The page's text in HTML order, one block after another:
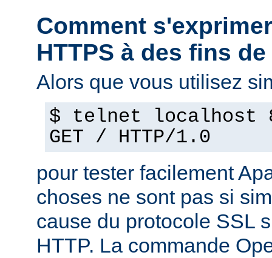
Comment
HTTPS à des fins
Alors que vous utilisez
$ telnet localhost
GET / HTTP/1.0
pour tester facilement
choses ne sont pas si
cause du protocole SSL
HTTP. La commande